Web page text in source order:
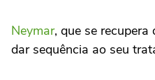
Neymar, que se
dar sequência ao seu